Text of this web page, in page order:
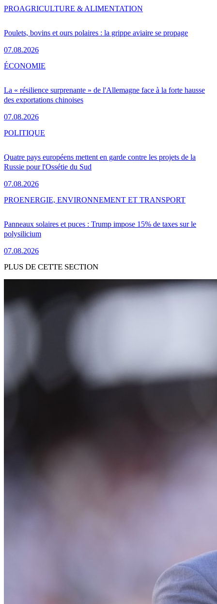
Poulets, bovins et ours polaires : la grippe aviaire se propage
07.08.2026
PROAGRICULTURE & ALIMENTATION
La « résilience surprenante » de l'Allemagne face à la forte hausse
des exportations chinoises
07.08.2026
ÉCONOMIE
Quatre pays européens mettent en garde contre les projets de la
Russie pour l'Ossétie du Sud
07.08.2026
POLITIQUE
Panneaux solaires et puces : Trump impose 15% de taxes sur le
polysilicium
07.08.2026
PROENERGIE, ENVIRONNEMENT ET TRANSPORT
PLUS DE CETTE SECTION